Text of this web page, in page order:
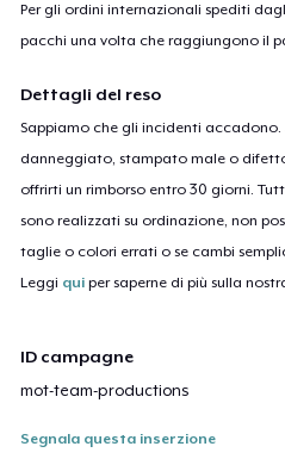
Per gli ordini internazionali spediti
pacchi una volta che raggiungono il
Dettagli del reso
Sappiamo che gli incidenti accadono.
danneggiato, stampato male o
offrirti un rimborso entro 30 giorni.
sono realizzati su ordinazione, non
taglie o colori errati o se cambi
Leggi qui per saperne di più sulla
ID campagne
mot-team-productions
Segnala questa inserzione